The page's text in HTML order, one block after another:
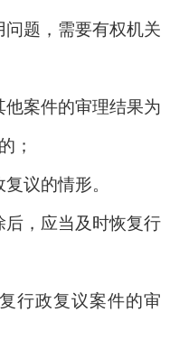
问题，需要有权机关
他案件的审理结果为
；
议的情形。
，应当及时恢复行
行政复议案件的审